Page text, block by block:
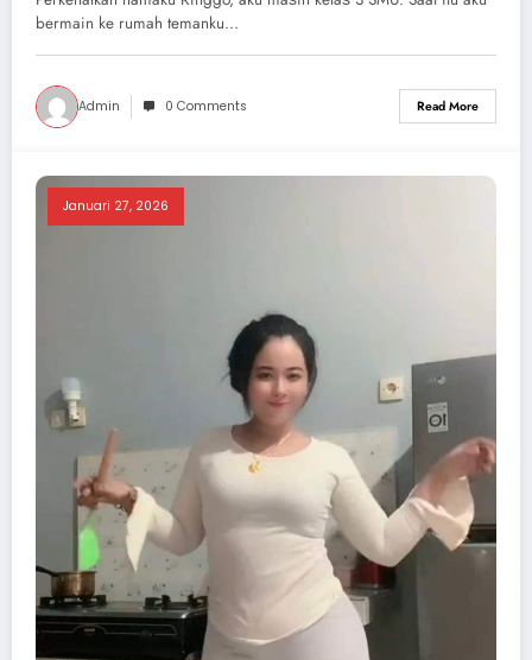
bеrmаin kе rumаh tеmаnku…
Admin 0 Comments Read More
Januari 27, 2026